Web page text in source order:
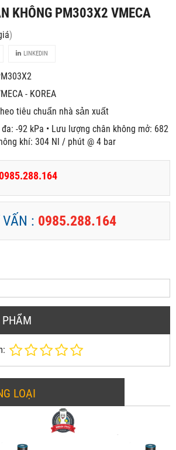
KHÔNG PM303X2 VMECA
)
LINKEDIN
- KOREA
tiêu chuẩn nhà sản xuất
-92 kPa • Lưu lượng chân không mở: 682
khí: 304 Nl / phút @ 4 bar
: 0985.288.164
LOẠI